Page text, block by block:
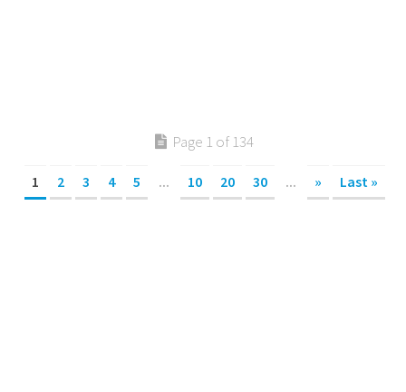
Page 1 of 134
1 2 3 4 5 ... 10 20 30 ... » Last »